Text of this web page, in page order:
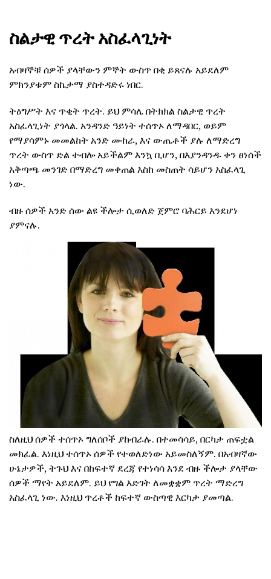
ስልታዊ ጥረት አስፈላጊነት
አብዛኞቹ ሰዎች ያላቸውን ምኞት ውስጥ በቂ ይጸናሉ አይደለም
ምክንያቱም ስኬታማ ያስተዳድሩ ነበር.
ትዕግሥት እና ጥቂት ጥረት. ይህ ምሳሌ በትክክል ስልታዊ ጥረት
አስፈላጊነት ያጎላል. አንዳንድ ዓይነት ተሰጥኦ ለማዳበር, ወይም
የማያሳምኑ መመልከት አንድ ሙከራ, እና ውጤቶች ያሉ ለማድረግ
ጥረት ውስጥ ድል ተብሎ አይችልም እንኳ ቢሆን, በእያንዳንዱ ቀን ፀነሰች
አቅጣጫ መንገድ በማድረግ መቀጠል እስከ መስጠት ሳይሆን አስፈላጊ
ነው.
ብዙ ሰዎች አንድ ሰው ልዩ ችሎታ ሲወለድ ጀምሮ ባሕርይ እንደሆነ
ያምናሉ.
ስለዚህ ሰዎች ተሰጥኦ ግለሰቦች ያከብራሉ. በተመሳሳይ, በርካታ ጠፍቷል
መክፈል. እነዚህ ተሰጥኦ ሰዎች የተወለድነው አይመስለኝም. በአብዛኛው
ሁኔታዎች, ትጉህ እና በከፍተኛ ደረጃ የተነሳሳ እንደ ብዙ ችሎታ ያላቸው
ሰዎች ማየት አይደለም. ይህ የግል እድገት ለመቋቋም ጥረት ማድረግ
አስፈላጊ ነው. እነዚህ ጥረቶች ከፍተኛ ውስጣዊ እርካታ ያመጣል.